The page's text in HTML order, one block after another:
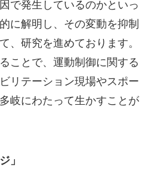
で発生しているのかといっ
に解明し、その変動を抑制
、研究を進めております。
ことで、運動制御に関する
リテーション現場やスポー
岐にわたって生かすことが
」